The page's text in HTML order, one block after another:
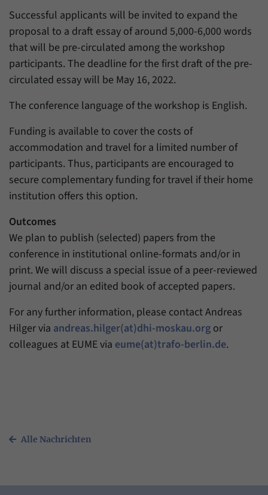
Successful applicants will be invited to expand the
proposal to a draft essay of around 5,000-6,000 words
that will be pre-circulated among the workshop
participants. The deadline for the first draft of the pre-
circulated essay will be May 16, 2022.
The conference language of the workshop is English.
Funding is available to cover the costs of
accommodation and travel for a limited number of
participants. Thus, participants are encouraged to
secure complementary funding for travel if their home
institution offers this option.
Outcomes
We plan to publish (selected) papers from the
conference in institutional online-formats and/or in
print. We will discuss a special issue of a peer-reviewed
journal and/or an edited book of accepted papers.
For any further information, please contact Andreas
Hilger via andreas.hilger(at)dhi-moskau.org or
colleagues at EUME via eume(at)trafo-berlin.de.
Alle Nachrichten